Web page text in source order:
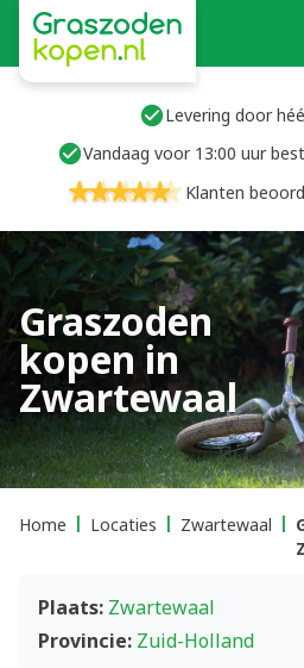
Levering door
Vandaag voor 13:00 uur
Klanten
Graszoden
kopen in
Zwartewaal
Home Locaties Zwartewaal
Plaats: Zwartewaal
Provincie: Zuid-Holland